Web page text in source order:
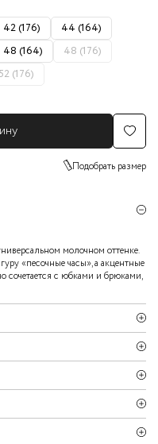
42 (176)
44 (164)
48 (164)
48 (176)
(176)
Подобрать размер
молочном оттенке.
«песочные часы», а акцентные
с юбками и брюками,